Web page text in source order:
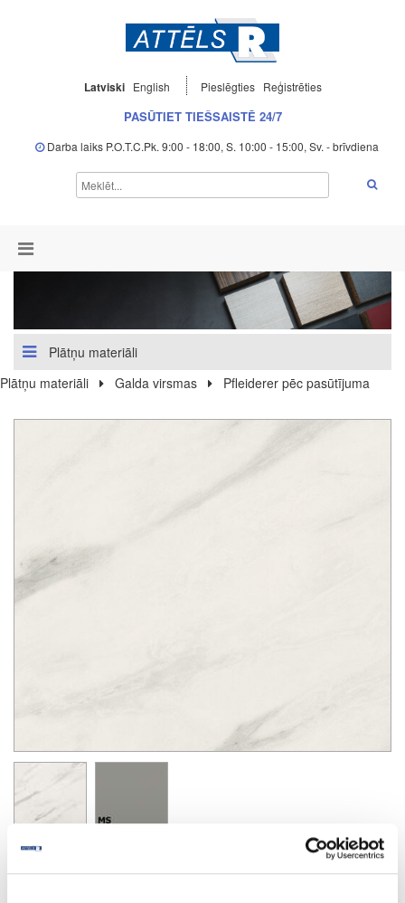
Latviski English Pieslēgties Reģistrēties
PASŪTIET TIEŠSAISTĒ 24/7
Darba laiks P.O.T.C.Pk. 9:00 - 18:00, S. 10:00 - 15:00, Sv. - brīvdiena
Plātņu materiāli
Plātņu materiāli
Galda virsmas Pfleiderer pēc pasūtījuma
Bianco Marble